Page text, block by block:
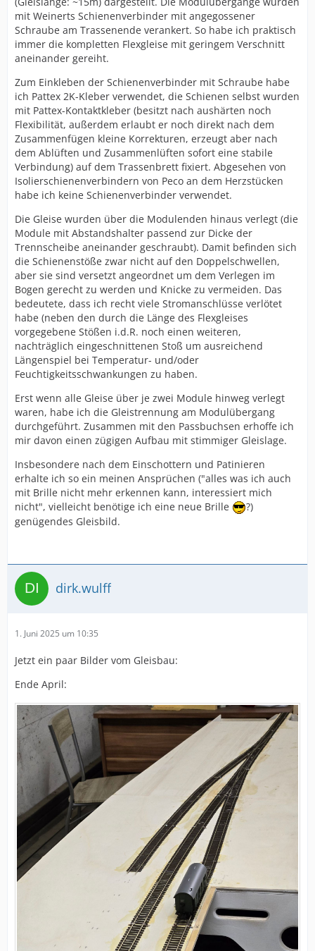
mit Weinerts Schienenverbinder mit angegossener
Schraube am Trassenende verankert. So habe ich praktisch
immer die kompletten Flexgleise mit geringem Verschnitt
aneinander gereiht.
Zum Einkleben der Schienenverbinder mit Schraube habe
ich Pattex 2K-Kleber verwendet, die Schienen selbst wurden
mit Pattex-Kontaktkleber (besitzt nach aushärten noch
Flexibilität, außerdem erlaubt er noch direkt nach dem
Zusammenfügen kleine Korrekturen, erzeugt aber nach
dem Ablüften und Zusammenlüften sofort eine stabile
Verbindung) auf dem Trassenbrett fixiert. Abgesehen von
Isolierschienenverbindern von Peco an dem Herzstücken
habe ich keine Schienenverbinder verwendet.
Die Gleise wurden über die Modulenden hinaus verlegt (die
Module mit Abstandshalter passend zur Dicke der
Trennscheibe aneinander geschraubt). Damit befinden sich
die Schienenstöße zwar nicht auf den Doppelschwellen,
aber sie sind versetzt angeordnet um dem Verlegen im
Bogen gerecht zu werden und Knicke zu vermeiden. Das
bedeutete, dass ich recht viele Stromanschlüsse verlötet
habe (neben den durch die Länge des Flexgleises
vorgegebene Stößen i.d.R. noch einen weiteren,
nachträglich eingeschnittenen Stoß um ausreichend
Längenspiel bei Temperatur- und/oder
Feuchtigkeitsschwankungen zu haben.
Erst wenn alle Gleise über je zwei Module hinweg verlegt
waren, habe ich die Gleistrennung am Modulübergang
durchgeführt. Zusammen mit den Passbuchsen erhoffe ich
mir davon einen zügigen Aufbau mit stimmiger Gleislage.
Insbesondere nach dem Einschottern und Patinieren
erhalte ich so ein meinen Ansprüchen ("alles was ich auch
mit Brille nicht mehr erkennen kann, interessiert mich
nicht", vielleicht benötige ich eine neue Brille
?)
genügendes Gleisbild.
dirk.wulff
1. Juni 2025 um 10:35
Jetzt ein paar Bilder vom Gleisbau:
Ende April: